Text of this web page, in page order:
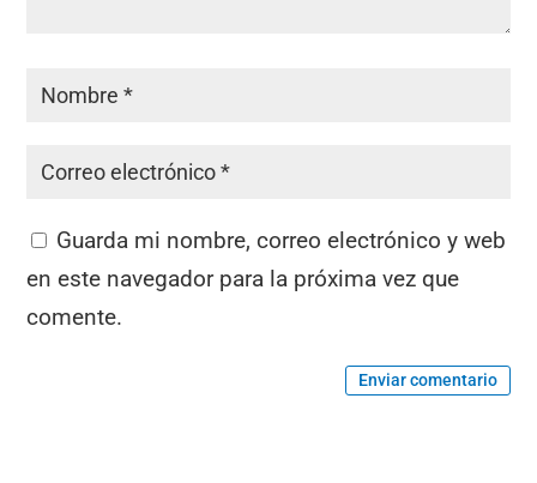
Guarda mi nombre, correo electrónico y web
en este navegador para la próxima vez que
comente.
Enviar comentario